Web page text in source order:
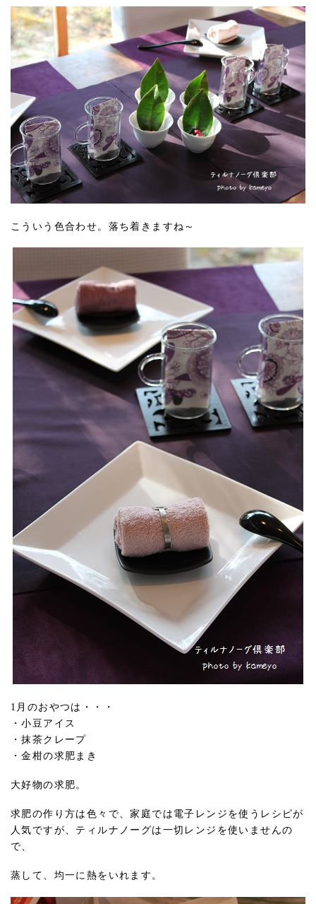
こういう色合わせ。落ち着きますね～
1月のおやつは・・・
・小豆アイス
・抹茶クレープ
・金柑の求肥まき
大好物の求肥。
求肥の作り方は色々で、家庭では電子レンジを使うレシピが
人気ですが、ティルナノーグは一切レンジを使いませんの
で、
蒸して、均一に熱をいれます。